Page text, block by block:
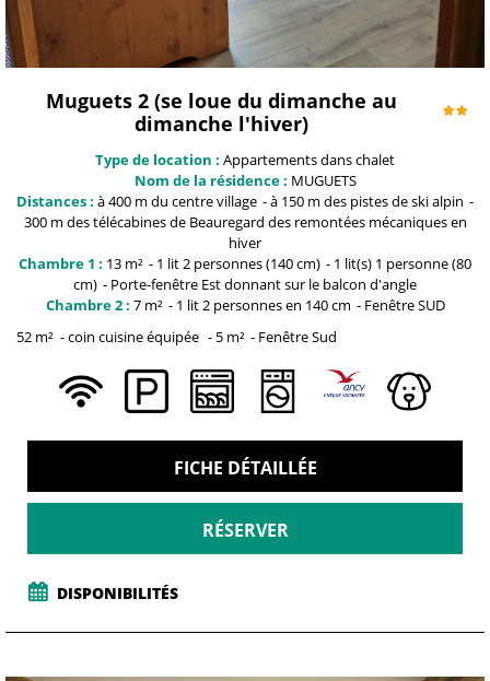
Muguets 2 (se loue du dimanche au
dimanche l'hiver)
Type de location : Appartements dans chalet
Nom de la résidence : MUGUETS
Distances : à 400 m du centrevillage à 150 m des pistes de ski alpin
300 m des télécabines de Beauregard des remontées mécaniques en
hiver
Chambre 1 : 13 m² 1 lit 2 personnes (140 cm) 1 lit(s) 1 personne (80
cm)
Porte-fenêtre Est donnant sur le balcon d'angle
Chambre 2 : 7 m² 1 lit 2 personnesen 140 cm FenêtreSUD
52 m² coin cuisine équipée 5 m² FenêtreSud
FICHE DÉTAILLÉE
RÉSERVER
DISPONIBILITÉS